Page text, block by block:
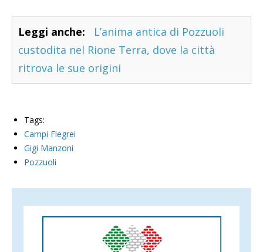
Leggi anche:
L’anima antica di Pozzuoli
custodita nel Rione Terra, dove la città
ritrova le sue origini
Tags:
Campi Flegrei
Gigi Manzoni
Pozzuoli